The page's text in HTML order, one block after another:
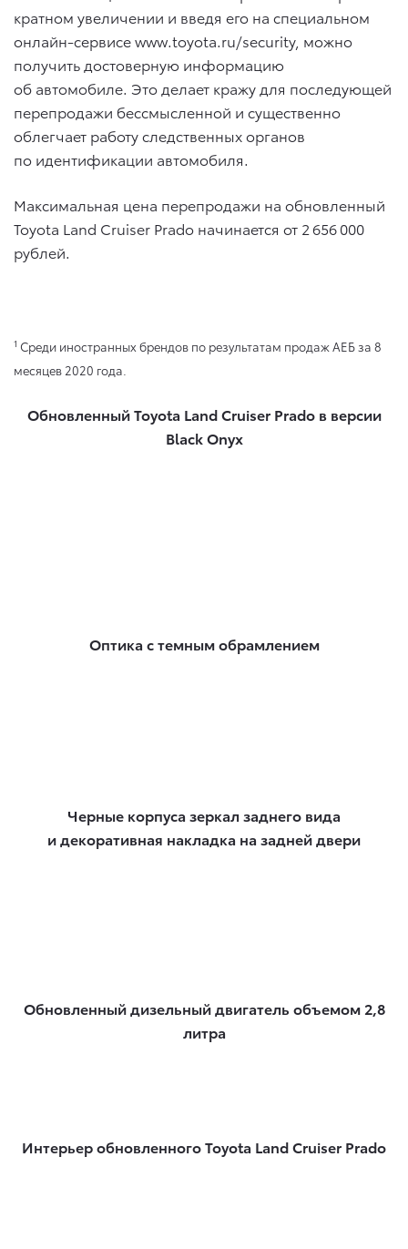
кратном увеличении и введя его на специальном
онлайн-сервисе www.toyota.ru/security, можно
получить достоверную информацию
об автомобиле. Это делает кражу для последующей
перепродажи бессмысленной и существенно
облегчает работу следственных органов
по идентификации автомобиля.
Максимальная цена перепродажи на обновленный
Toyota Land Cruiser Prado начинается от 2 656 000
рублей.
1 Среди иностранных брендов по результатам продаж АЕБ за 8
месяцев 2020 года.
Обновленный Toyota Land Cruiser Prado в версии
Black Onyx
Оптика с темным обрамлением
Черные корпуса зеркал заднего вида
и декоративная накладка на задней двери
Обновленный дизельный двигатель объемом 2,8
литра
Интерьер обновленного Toyota Land Cruiser Prado